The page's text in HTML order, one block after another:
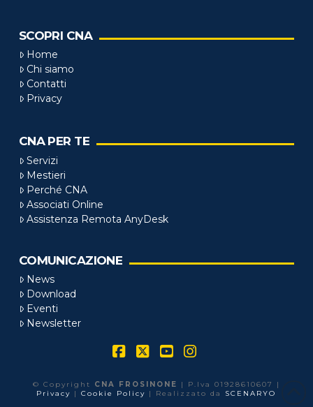
SCOPRI CNA
Home
Chi siamo
Contatti
Privacy
CNA PER TE
Servizi
Mestieri
Perché CNA
Associati Online
Assistenza Remota AnyDesk
COMUNICAZIONE
News
Download
Eventi
Newsletter
© Copyright CNA FROSINONE
| P.Iva 01928610607 |
Privacy |Cookie Policy | Realizzato da SCENARYO